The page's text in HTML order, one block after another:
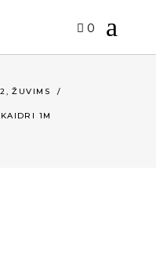
0
,ŽUVIMS /
1M